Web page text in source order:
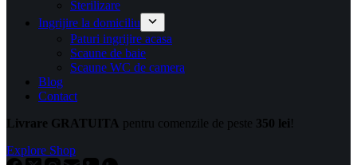
Sterilizare
Ingrijire la domiciliu
Paturi ingrijire acasa
Scaune de baie
Scaune WC de camera
Blog
Contact
Livrare GRATUITA pentru comenzile de peste 350 lei!
Explore Shop